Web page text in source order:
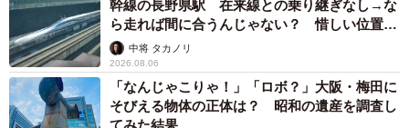
幹線の長野県駅 在来線との乗り継ぎなし→な
ら走れば間に合うんじゃない？ 惜しい位置関
係が反響
中将 タカノリ
2026.08.06
「なんじゃこりゃ！」「ロボ？」大阪・梅田に
そびえる物体の正体は？ 昭和の遺産を調査し
てみた結果…